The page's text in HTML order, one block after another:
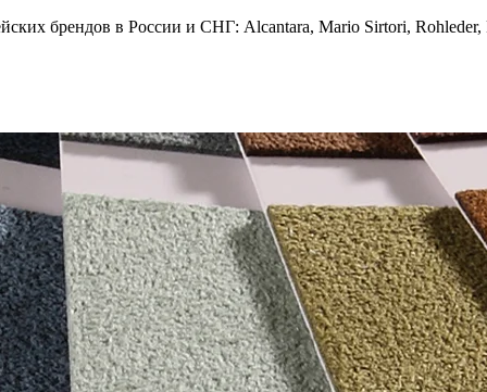
брендов в России и СНГ: Alcantara, Mario Sirtori, Rohleder,